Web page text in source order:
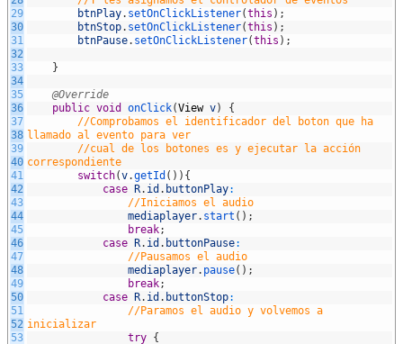
29
30
31
32
33
34
35
36
37
38
39
40
41
42
43
44
45
46
47
48
49
50
51
52
53
btnPlay. setOnClickListener(this ) ;
btnStop. setOnClickListener(this ) ;
btnPause. setOnClickListener(this ) ;
}
@Override
public void onClick(View v)
{
//Comprobamos el identificador del boton que ha
llamado al evento para ver
//cual de los botones es y ejecutar la acción
correspondiente
switch(v.getId ( ) ) {
case R. id . buttonPlay:
//Iniciamos el audio
mediaplayer. start ( ) ;
break;
case R. id . buttonPause:
//Pausamos el audio
mediaplayer. pause( ) ;
break;
case R. id . buttonStop:
//Paramos el audio y volvemos a
inicializar
try {